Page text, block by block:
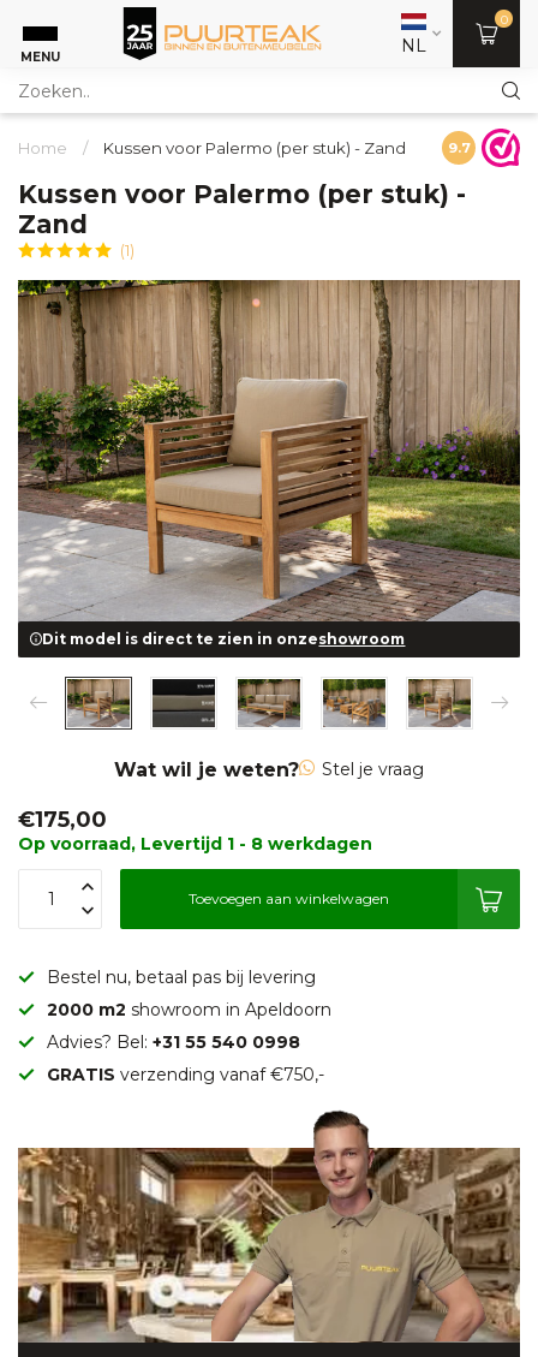
MENU NL
0
Home / Kussen voor Palermo (per stuk) - Zand 9.7
Kussen voor Palermo (per stuk) -
Zand
(1)
Dit model is direct te zien in onzeshowroom
Wat wil je weten? Stel je vraag
€175,00
Op voorraad, Levertijd 1 - 8 werkdagen
Toevoegen aan winkelwagen
Bestel nu, betaal pas bij levering
2000 m2 showroom in Apeldoorn
Advies? Bel: +31 55 540 0998
GRATIS verzending vanaf €750,-